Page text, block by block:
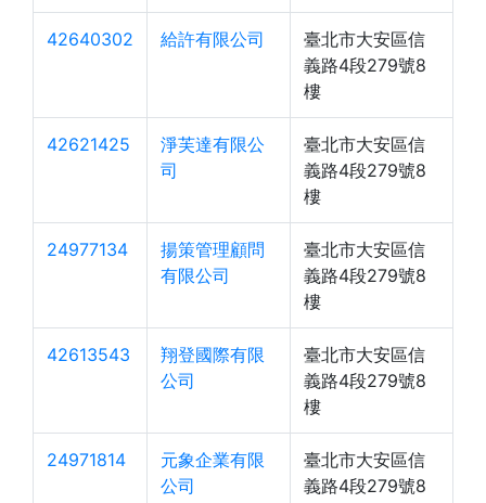
42640302 給許有限公司
臺北市大安區信
義路4段279號8
樓
42621425
淨芙達有限公
司
臺北市大安區信
義路4段279號8
樓
24977134
揚策管理顧問
有限公司
臺北市大安區信
義路4段279號8
樓
42613543
翔登國際有限
公司
臺北市大安區信
義路4段279號8
樓
24971814
元象企業有限
公司
臺北市大安區信
義路4段279號8